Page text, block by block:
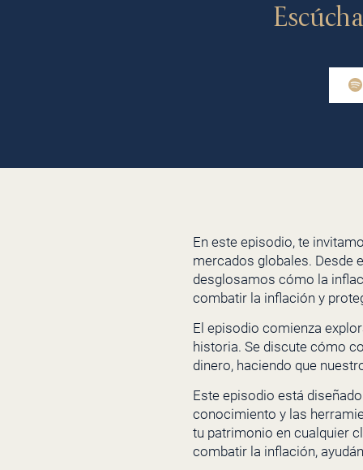
En este episodio, te
mercados globales. Desde
desglosamos cómo la
combatir la inflación y
El episodio comienza
historia. Se discute cómo
dinero, haciendo que
Este episodio está
conocimiento y las
tu patrimonio en cualquier
combatir la inflación,